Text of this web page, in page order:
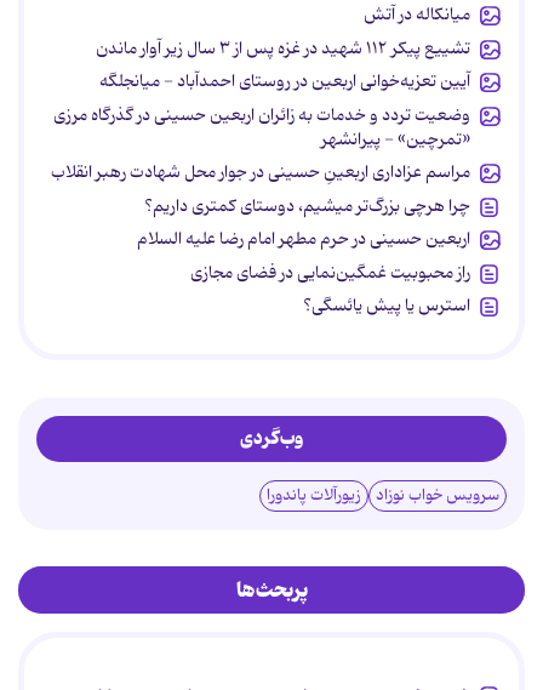
میانکاله در آتش
تشییع پیکر ۱۱۲ شهید در غزه پس از ۳ سال زیر آوار ماندن
آیین تعزیه‌خوانی اربعین در روستای احمدآباد - میانجلگه
وضعیت تردد و خدمات به زائران اربعین حسینی در گذرگاه مرزی
«تمرچین» - پیرانشهر
مراسم عزاداری اربعینِ حسینی در جوار محل شهادت رهبر انقلاب
چرا هرچی بزرگ‌تر میشیم، دوستای کمتری داریم؟
اربعین حسینی در حرم مطهر امام رضا علیه السلام
راز محبوبیت غمگین‌نمایی در فضای مجازی
استرس یا پیش یائسگی؟
وب‌گردی
سرویس خواب نوزاد زیورآلات پاندورا
پربحث‌ها